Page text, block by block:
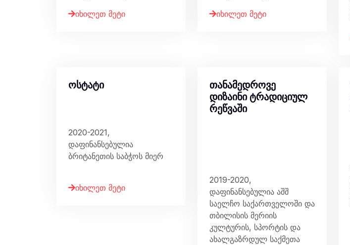
იხილეთ მეტი
იხილეთ მეტი
ოსტატი
2020-2021,
დაფინანსებულია
ბრიტანეთის საბჭოს მიერ
იხილეთ მეტი
თანამედროვე
დიზაინი ტრადიციულ
რეწვაში
2019-2020,
დაფინანსებულია აშშ
საელჩო საქართველოში და
თბილისის მერიის
კულტურის, სპორტის და
ახალგაზრდულ საქმეთა